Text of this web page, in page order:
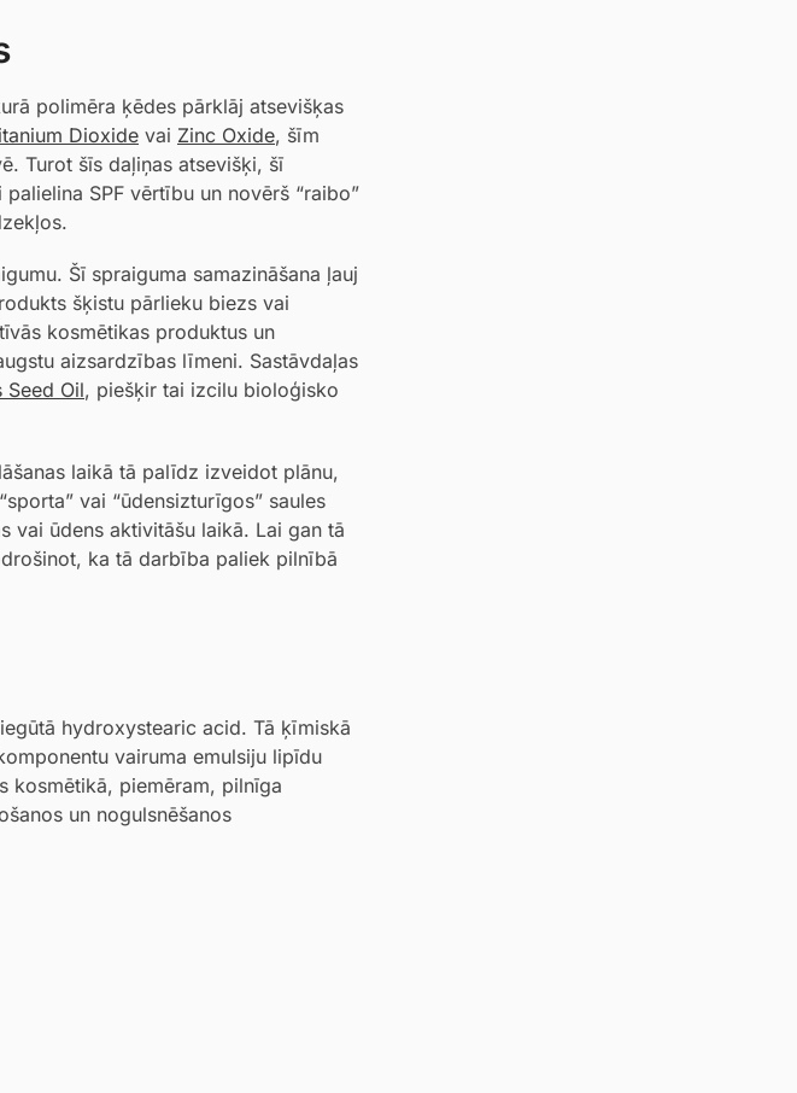
polimēra ķēdes pārklāj atsevišķas
Dioxide vai Zinc Oxide, šīm
Turot šīs daļiņas atsevišķi, šī
SPF vērtību un novērš “raibo”
Šī spraiguma samazināšana ļauj
šķistu pārlieku biezs vai
kosmētikas produktus un
aizsardzības līmeni. Sastāvdaļas
Seed Oil, piešķir tai izcilu bioloģisko
laikā tā palīdz izveidot plānu,
vai “ūdensizturīgos” saules
vai ūdens aktivitāšu laikā. Lai gan tā
ka tā darbība paliek pilnībā
hydroxystearic acid. Tā ķīmiskā
vairuma emulsiju lipīdu
kosmētikā, piemēram, pilnīga
un nogulsnēšanos